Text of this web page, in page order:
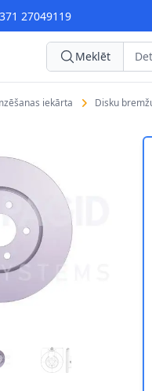
27049119
Meklēt
iekārta Disku
355 129-691 1
HELLA 8DD 355 129-691 2
DISKI HELLA 8DD 355
BREMŽU DISKI